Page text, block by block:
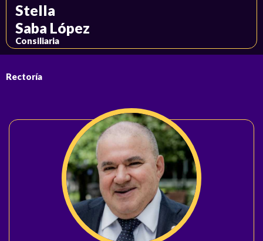
Stella
Saba López
Consiliaria
Rectoría